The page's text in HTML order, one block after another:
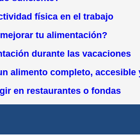
física en el trabajo
tu alimentación?
durante las vacaciones
alimento completo,
en restaurantes o fondas